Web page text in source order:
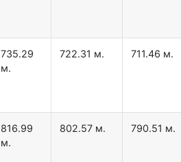
735.29
м.
722.31 м. 711.46 м.
816.99
м.
802.57 м. 790.51 м.